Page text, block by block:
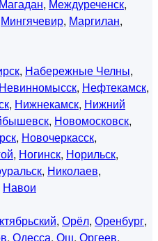
Магадан, Междуреченск,
Мингячевир, Маргилан,
, Набережные Челны,
Невинномысск, Нефтекамск,
, Нижнекамск, Нижний
, Новомосковск,
, Новочеркасск,
, Ногинск, Норильск,
, Николаев,
Навои
, Орёл, Оренбург,
, Одесса, Ош, Оргеев,